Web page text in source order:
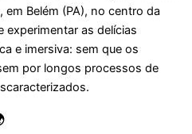
Belém (PA), no centro da
experimentar as delícias
e imersiva: sem que os
por longos processos de